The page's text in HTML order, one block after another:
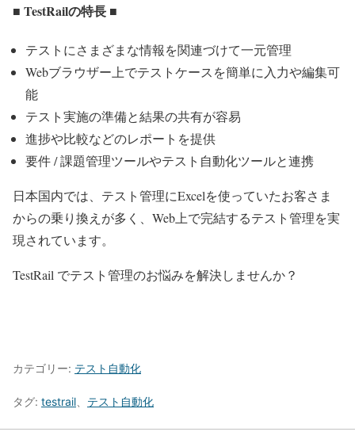
■ TestRailの特長 ■
テストにさまざまな情報を関連づけて一元管理
Webブラウザー上でテストケースを簡単に入力や編集可
能
テスト実施の準備と結果の共有が容易
進捗や比較などのレポートを提供
要件 / 課題管理ツールやテスト自動化ツールと連携
日本国内では、テスト管理にExcelを使っていたお客さま
からの乗り換えが多く、Web上で完結するテスト管理を実
現されています。
TestRail でテスト管理のお悩みを解決しませんか？
カテゴリー: テスト自動化
タグ: testrail テスト自動化